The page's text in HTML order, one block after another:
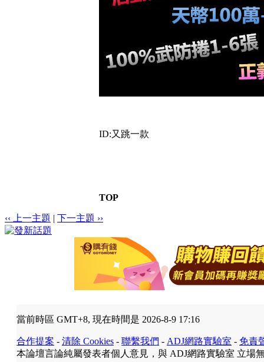
ID:又跳一款
TOP
‹‹ 上一主題 | 下一主題 ››
當前時區 GMT+8, 現在時間是 2026-8-9 17:16
合作提案 - 清除 Cookies - 聯繫我們 - ADJ網路實驗室 - 免責
本論壇言論純屬發表者個人意見，與 ADJ網路實驗室 立場